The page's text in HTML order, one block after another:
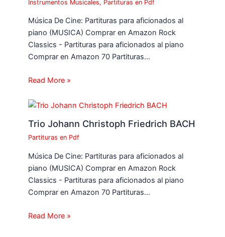
Instrumentos Musicales, Partituras en Pdf
Música De Cine: Partituras para aficionados al
piano (MUSICA) Comprar en Amazon Rock
Classics - Partituras para aficionados al piano
Comprar en Amazon 70 Partituras…
Read More »
Trio Johann Christoph Friedrich BACH
Partituras en Pdf
Música De Cine: Partituras para aficionados al
piano (MUSICA) Comprar en Amazon Rock
Classics - Partituras para aficionados al piano
Comprar en Amazon 70 Partituras…
Read More »